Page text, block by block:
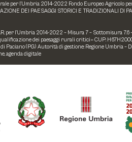
per l’Umbria 2014-2022 Fondo Europeo Agricolo
DEI PAESAGGI STORICI E TRADIZIONALI DI
per l’Umbria 2014-2022 – Misura 7 – Sottomisura
dei paesaggi rurali critici» CUP:
Paciano (PG) Autorità di gestione: Regione Umbria –
agenda digitale